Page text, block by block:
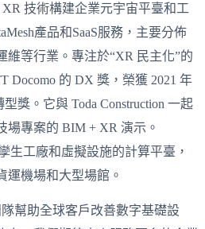
XR 技術構建企業元宇宙平臺和工
產品和SaaS服務，主要分佈
維等行業。專注於“XR 民主化”的
Docomo 的 DX 獎，榮獲 2021 年
獎。它與 Toda Construction 一起
場專案的 BIM + XR 演示。
生工廠和虛擬設施的計算平臺，
運機場和大型場館。
幫助全球客戶改善數字基礎設